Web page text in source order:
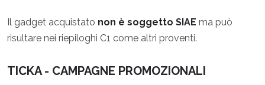
Il gadget acquistato non è soggetto SIAE ma può
risultare nei riepiloghi C1 come altri proventi.
TICKA - CAMPAGNE PROMOZIONALI